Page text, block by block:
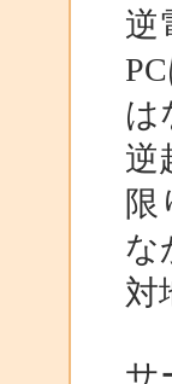
逆
は
逆
限
な
対
サ